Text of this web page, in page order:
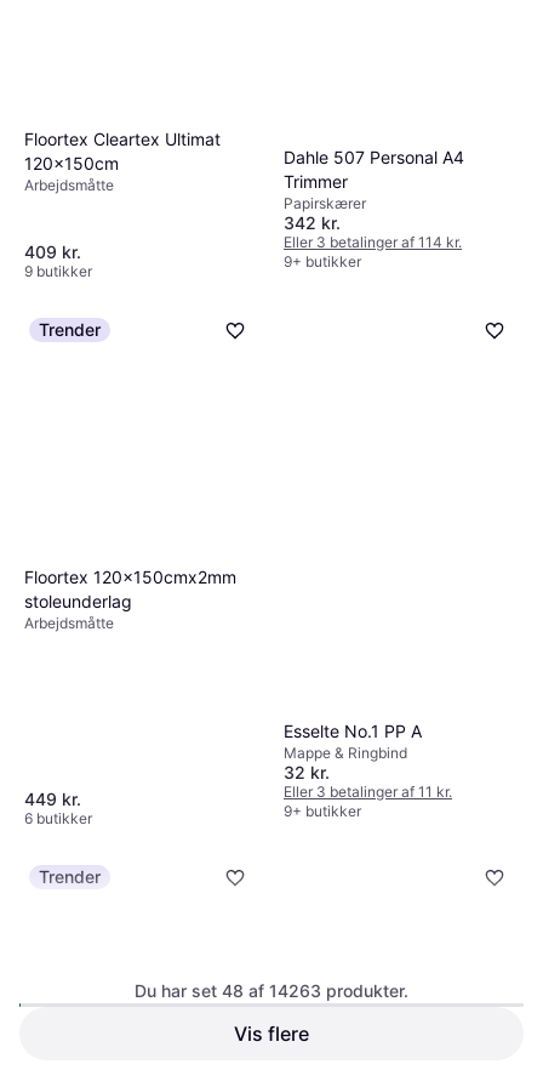
Floortex Cleartex Ultimat
120x150cm
Arbejdsmåtte
409 kr.
9 butikker
Dahle 507 Personal A4
Trimmer
Papirskærer
342 kr.
Eller 3 betalinger af 114 kr.
9+ butikker
Trender
Floortex 120x150cmx2mm
stoleunderlag
Arbejdsmåtte
449 kr.
6 butikker
Esselte No.1 PP A
Mappe & Ringbind
32 kr.
Eller 3 betalinger af 11 kr.
9+ butikker
Trender
Du har set 48 af 14263 produkter.
Vis flere